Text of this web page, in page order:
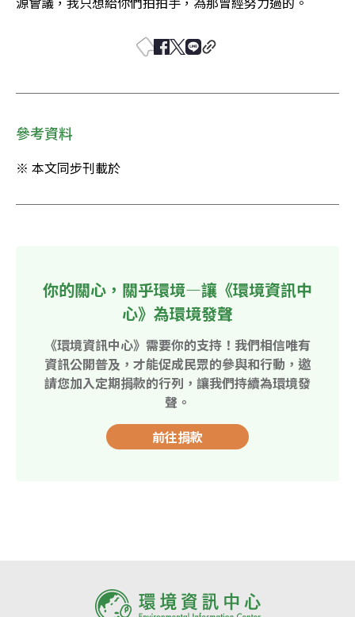
參考資料
※ 本文同步刊載於
你的關心，關乎環境—讓《環境資訊中
心》為環境發聲
《環境資訊中心》需要你的支持！我們相信唯有
資訊公開普及，才能促成民眾的參與和行動，邀
請您加入定期捐款的行列，讓我們持續為環境發
聲。
前往捐款